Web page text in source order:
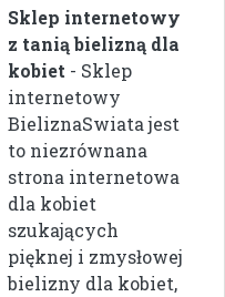
Sklep internetowy
z tanią bielizną dla
kobiet - Sklep
internetowy
BieliznaSwiata jest
to niezrównana
strona internetowa
dla kobiet
szukających
pięknej i zmysłowej
bielizny dla kobiet,